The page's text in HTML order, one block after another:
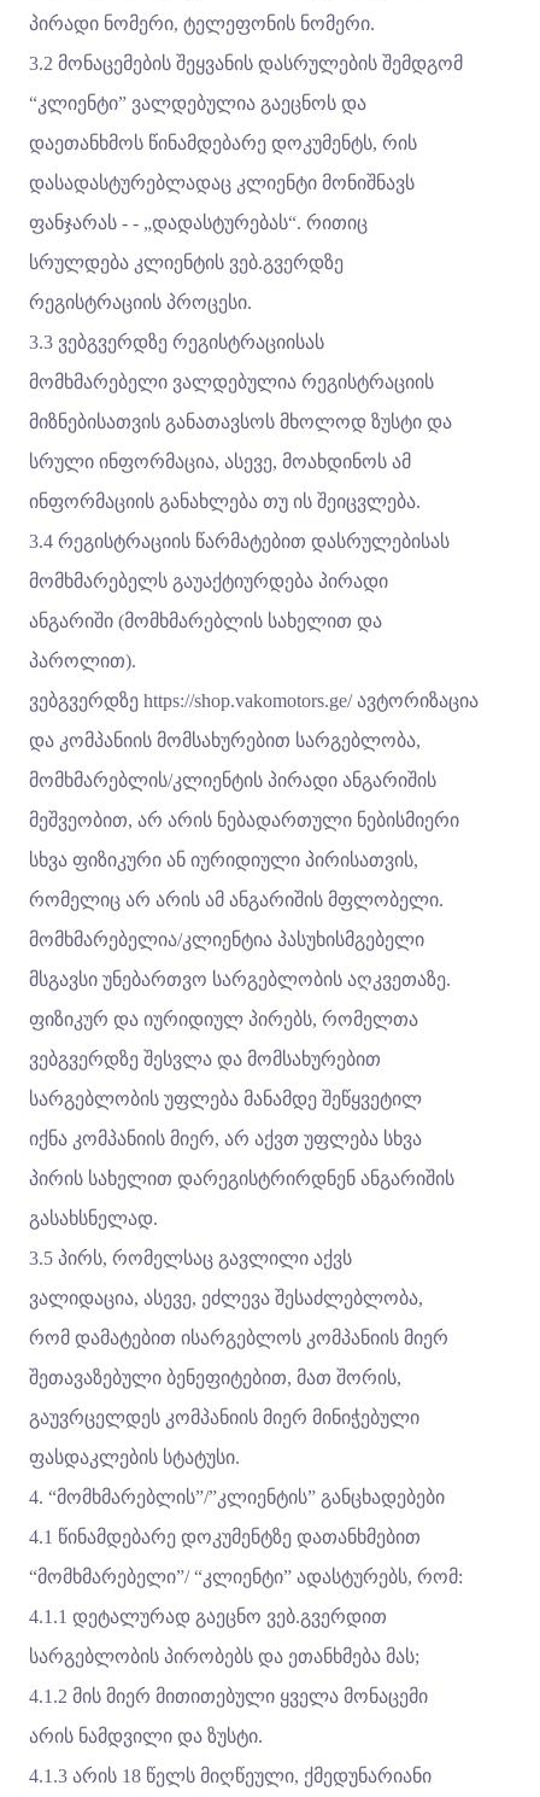
პირადი ნომერი, ტელეფონის ნომერი.
3.2 მონაცემების შეყვანის დასრულების შემდგომ
“კლიენტი” ვალდებულია გაეცნოს და
დაეთანხმოს წინამდებარე დოკუმენტს, რის
დასადასტურებლადაც კლიენტი მონიშნავს
ფანჯარას - - „დადასტურებას“. რითიც
სრულდება კლიენტის ვებ.გვერდზე
რეგისტრაციის პროცესი.
3.3 ვებგვერდზე რეგისტრაციისას
მომხმარებელი ვალდებულია რეგისტრაციის
მიზნებისათვის განათავსოს მხოლოდ ზუსტი და
სრული ინფორმაცია, ასევე, მოახდინოს ამ
ინფორმაციის განახლება თუ ის შეიცვლება.
3.4 რეგისტრაციის წარმატებით დასრულებისას
მომხმარებელს გაუაქტიურდება პირადი
ანგარიში (მომხმარებლის სახელით და
პაროლით).
ვებგვერდზე https://shop.vakomotors.ge/ავტორიზაცია
და კომპანიის მომსახურებით სარგებლობა,
მომხმარებლის/კლიენტის პირადი ანგარიშის
მეშვეობით, არ არის ნებადართული ნებისმიერი
სხვა ფიზიკური ან იურიდიული პირისათვის,
რომელიც არ არის ამ ანგარიშის მფლობელი.
მომხმარებელია/კლიენტია პასუხისმგებელი
მსგავსი უნებართვო სარგებლობის აღკვეთაზე.
ფიზიკურ და იურიდიულ პირებს, რომელთა
ვებგვერდზე შესვლა და მომსახურებით
სარგებლობის უფლება მანამდე შეწყვეტილ
იქნა კომპანიის მიერ, არ აქვთ უფლება სხვა
პირის სახელით დარეგისტრირდნენ ანგარიშის
გასახსნელად.
3.5 პირს, რომელსაც გავლილი აქვს
ვალიდაცია, ასევე, ეძლევა შესაძლებლობა,
რომ დამატებით ისარგებლოს კომპანიის მიერ
შეთავაზებული ბენეფიტებით, მათ შორის,
გაუვრცელდეს კომპანიის მიერ მინიჭებული
ფასდაკლების სტატუსი.
4. “მომხმარებლის”/”კლიენტის” განცხადებები
4.1 წინამდებარე დოკუმენტზე დათანხმებით
“მომხმარებელი”/ “კლიენტი” ადასტურებს, რომ:
4.1.1 დეტალურად გაეცნო ვებ.გვერდით
სარგებლობის პირობებს და ეთანხმება მას;
4.1.2 მის მიერ მითითებული ყველა მონაცემი
არის ნამდვილი და ზუსტი.
4.1.3 არის 18 წელს მიღწეული, ქმედუნარიანი